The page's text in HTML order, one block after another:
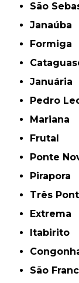
São
Janaúba
Formiga
Januária
Pedro
Mariana
Frutal
Ponte
Pirapora
Três
Extrema
Itabirito
São